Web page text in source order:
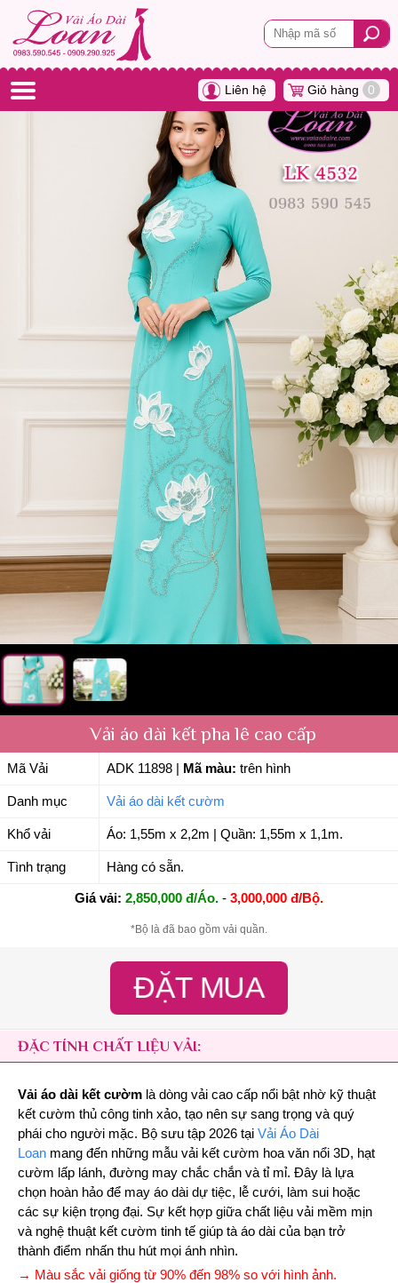
Liên hệ Giỏ hàng 0
Vải áo dài kết pha lê cao cấp
Mã Vải ADK 11898 Mã màu: trên hình
Danh mục Vải áo dài kết cườm
Khổ vải Áo: 1,55m x 2,2m | Quần: 1,55m x 1,1m.
Tình trạng Hàng có sẵn.
Giá vải: 2,850,000 đ/Áo. - 3,000,000 đ/Bộ.
*Bộ là đã bao gồm vải quần.
ĐẶT MUA
ĐẶC TÍNH CHẤT LIỆU VẢI:
Vải áo dài kết cườm là dòng vải cao cấp nổi bật nhờ kỹ thuật
kết cườm thủ công tinh xảo, tạo nên sự sang trọng và quý
phái cho người mặc. Bộ sưu tập 2026 tại Vải Áo Dài
Loan mang đến những mẫu vải kết cườm hoa văn nổi 3D, hạt
cườm lấp lánh, đường may chắc chắn và tỉ mỉ. Đây là lựa
chọn hoàn hảo để may áo dài dự tiệc, lễ cưới, làm sui hoặc
các sự kiện trọng đại. Sự kết hợp giữa chất liệu vải mềm mịn
và nghệ thuật kết cườm tinh tế giúp tà áo dài của bạn trở
thành điểm nhấn thu hút mọi ánh nhìn.
→ Màu sắc vải giống từ 90% đến 98% so với hình ảnh.